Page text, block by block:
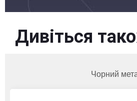
Дивіться
Чорний